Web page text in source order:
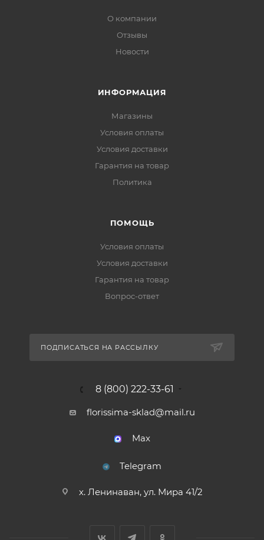
О компании
Отзывы
Новости
ИНФОРМАЦИЯ
Магазины
Условия оплаты
Условия доставки
Гарантия на товар
Политика
ПОМОЩЬ
Условия оплаты
Условия доставки
Гарантия на товар
Вопрос-ответ
ПОДПИСАТЬСЯ НА РАССЫЛКУ
8 (800) 222-33-61
florissima-sklad@mail.ru
Max
Telegram
х. Ленинаван, ул. Мира 41/2